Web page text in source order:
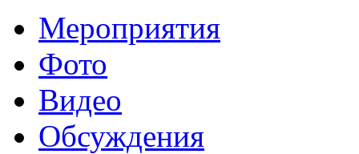
Мероприятия
Фото
Видео
Обсуждения